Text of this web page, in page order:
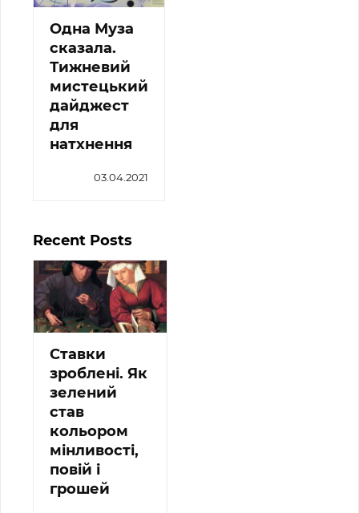
Одна Муза
сказала.
Тижневий
мистецький
дайджест
для
натхнення
03.04.2021
Recent Posts
Ставки
зроблені. Як
зелений
став
кольором
мінливості,
повій і
грошей